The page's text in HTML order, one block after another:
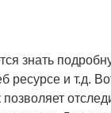
знать
и т.д.
позволяет